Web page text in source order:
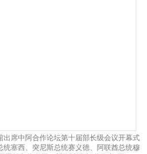
席中阿合作论坛第十届部长级会议开幕式
塞西、突尼斯总统赛义德、阿联酋总统穆